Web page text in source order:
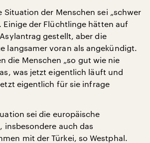
Situation der Menschen sei „schwer
Einige der Flüchtlinge hätten auf
gestellt, aber die
langsamer voran als angekündigt.
die Menschen „so gut wie nie
was jetzt eigentlich läuft und
eigentlich für sie infrage
sei die europäische
insbesondere auch das
mit der Türkei, so Westphal.